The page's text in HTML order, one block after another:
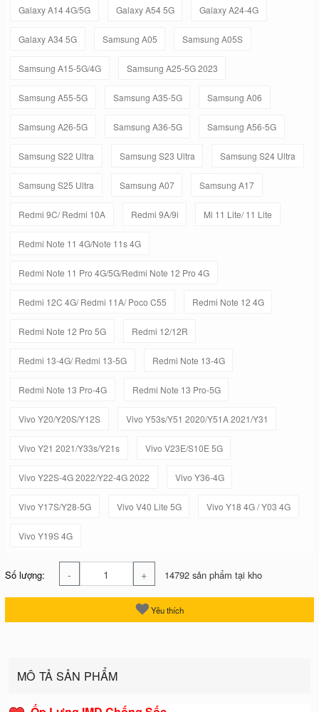
Galaxy A14 4G/5G Galaxy A54 5G Galaxy A24-4G
Galaxy A34 5G Samsung A05 Samsung A05S
Samsung A15-5G/4G Samsung A25-5G 2023
Samsung A55-5G Samsung A35-5G Samsung A06
Samsung A26-5G Samsung A36-5G Samsung A56-5G
Samsung S22 Ultra Samsung S23 Ultra Samsung S24 Ultra
Samsung S25 Ultra Samsung A07 Samsung A17
Redmi 9C/ Redmi 10A Redmi 9A/9i Mi 11 Lite/ 11 Lite
Redmi Note 11 4G/Note 11s 4G
Redmi Note 11 Pro 4G/5G/Redmi Note 12 Pro 4G
Redmi 12C 4G/ Redmi 11A/ Poco C55 Redmi Note 12 4G
Redmi Note 12 Pro 5G Redmi 12/12R
Redmi 13-4G/ Redmi 13-5G Redmi Note 13-4G
Redmi Note 13 Pro-4G Redmi Note 13 Pro-5G
Vivo Y20/Y20S/Y12S Vivo Y53s/Y51 2020/Y51A 2021/Y31
Vivo Y21 2021/Y33s/Y21s Vivo V23E/S10E 5G
Vivo Y22S-4G 2022/Y22-4G 2022 Vivo Y36-4G
Vivo Y17S/Y28-5G Vivo V40 Lite 5G Vivo Y18 4G / Y03 4G
Vivo Y19S 4G
Số lượng: - + 14792 sản phẩm tại kho
Yêu thích
MÔ TẢ SẢN PHẨM